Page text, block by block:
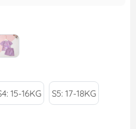
15-16KG S5: 17-18KG